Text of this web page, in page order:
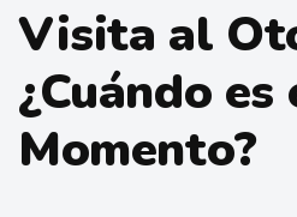
Visita al
¿Cuándo es
Momento?